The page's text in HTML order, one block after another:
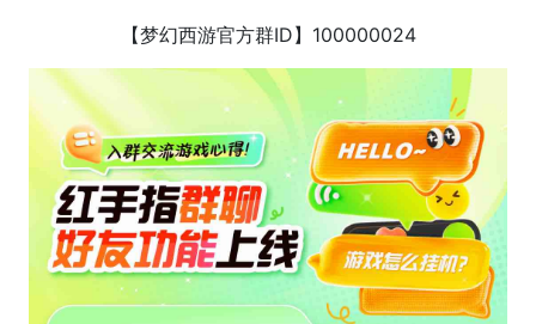
【梦幻西游官方群ID】100000024